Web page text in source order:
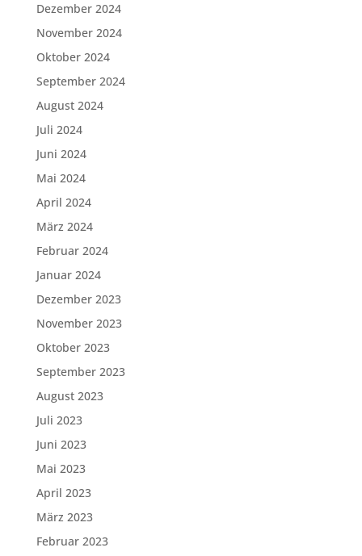
Dezember 2024
November 2024
Oktober 2024
September 2024
August 2024
Juli 2024
Juni 2024
Mai 2024
April 2024
März 2024
Februar 2024
Januar 2024
Dezember 2023
November 2023
Oktober 2023
September 2023
August 2023
Juli 2023
Juni 2023
Mai 2023
April 2023
März 2023
Februar 2023